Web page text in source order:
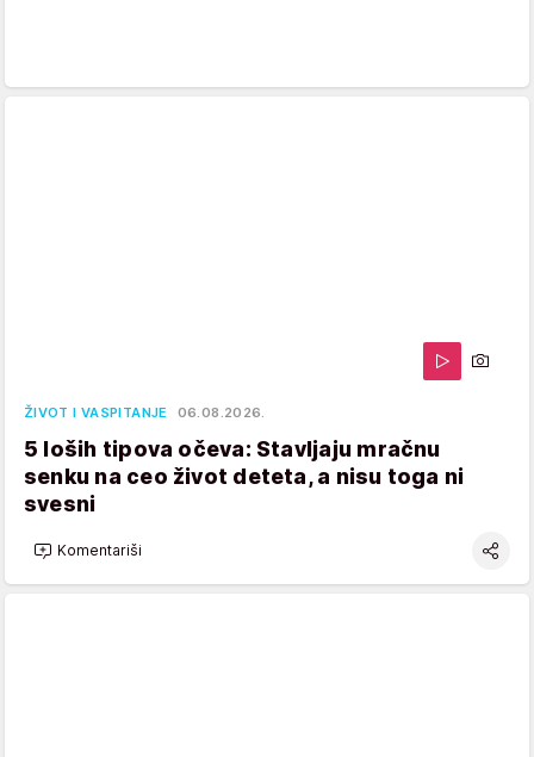
ŽIVOT I VASPITANJE 06.08.2026.
5 loših tipova očeva: Stavljaju mračnu
senku na ceo život deteta, a nisu toga ni
svesni
Komentariši